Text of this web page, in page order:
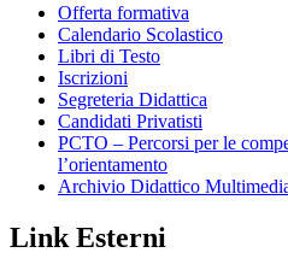
Offerta formativa
Calendario Scolastico
Libri di Testo
Iscrizioni
Segreteria Didattica
Candidati Privatisti
PCTO – Percorsi per le
l’orientamento
Archivio Didattico
Link Esterni